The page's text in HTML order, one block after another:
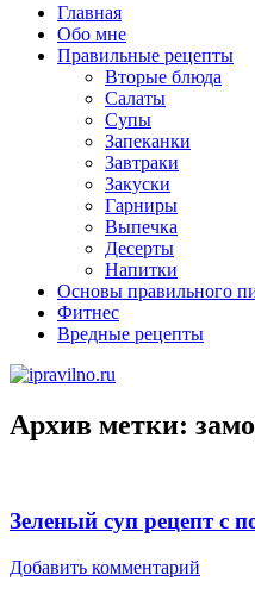
Главная
Обо мне
Правильные рецепты
Вторые блюда
Салаты
Супы
Запеканки
Завтраки
Закуски
Гарниры
Выпечка
Десерты
Напитки
Основы правильного
Фитнес
Вредные рецепты
Архив метки:
Зеленый суп рецепт с
Добавить комментарий